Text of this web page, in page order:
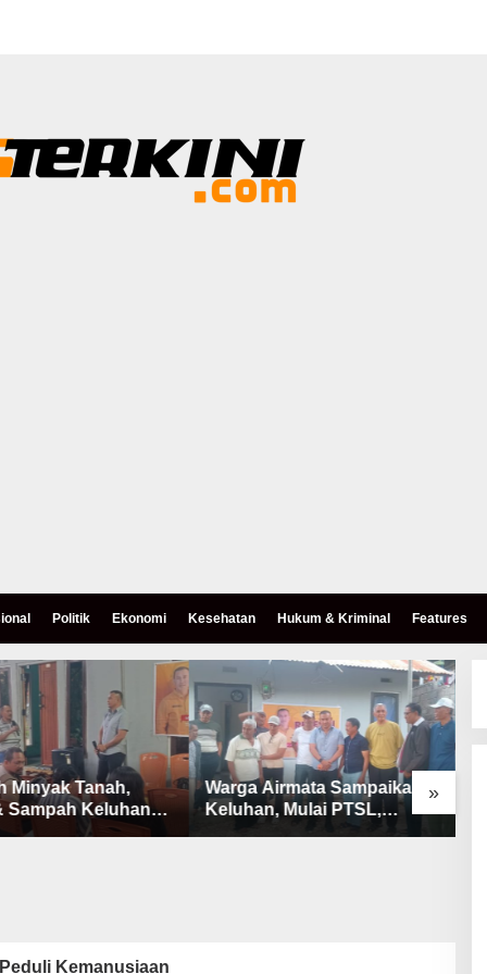
Politik Ekonomi Kesehatan Hukum & Kriminal Features
»
Minyak Tanah,
Sampah Keluhan
Airnona
Warga Airmata Sampaikan
Keluhan, Mulai PTSL,
Ketersediaan Minyak Tanah
Kemanusiaan